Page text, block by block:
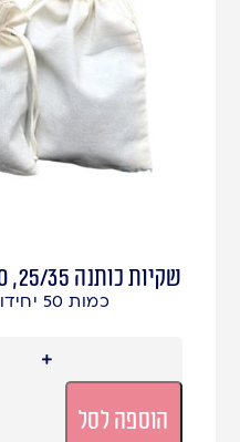
שקיות כותנה 25/35, 50 יחידות
כמות 50 יחידות
הוספה לסל